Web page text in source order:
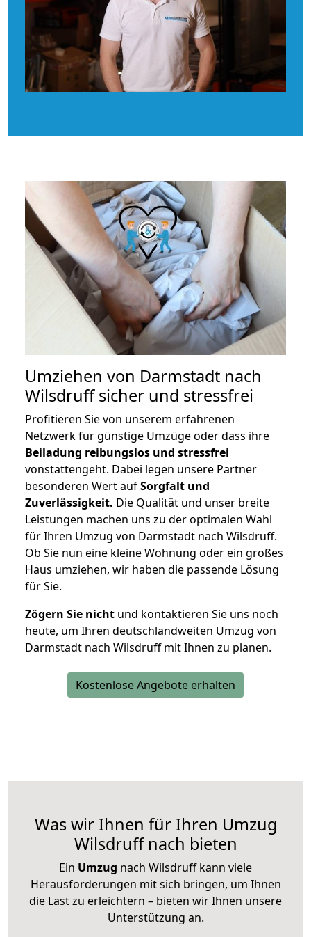
Umziehen von Darmstadt nach
Wilsdruffsicher und stressfrei
Profitieren Sie von unserem erfahrenen
Netzwerk für günstige Umzüge oder dass ihre
Beiladung reibungslos und stressfrei
vonstattengeht. Dabei legen unsere Partner
besonderen Wert aufSorgfalt und
Zuverlässigkeit. Die Qualität und unser breite
Leistungen machen uns zu der optimalen Wahl
für Ihren Umzug von Darmstadt nach Wilsdruff.
Ob Sie nun eine kleine Wohnung oder ein großes
Haus umziehen, wir haben die passende Lösung
für Sie.
Zögern Sie nicht und kontaktieren Sie uns noch
heute, um Ihren deutschlandweiten Umzug von
Darmstadt nach Wilsdruff mit Ihnen zu planen.
Kostenlose Angebote erhalten
Was wir Ihnen für Ihren Umzug
Wilsdruff nach bieten
Ein Umzug nach Wilsdruff kann viele
Herausforderungen mit sich bringen, um Ihnen
die Last zu erleichtern – bieten wir Ihnen unsere
Unterstützung an.